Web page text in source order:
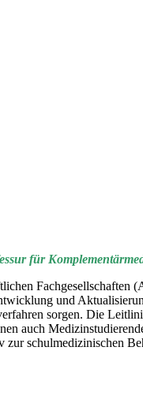
für
Fachgesellschaften
und
sorgen. Die
auch
zur schulmedizinischen